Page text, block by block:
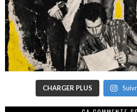
CHARGER PLUS